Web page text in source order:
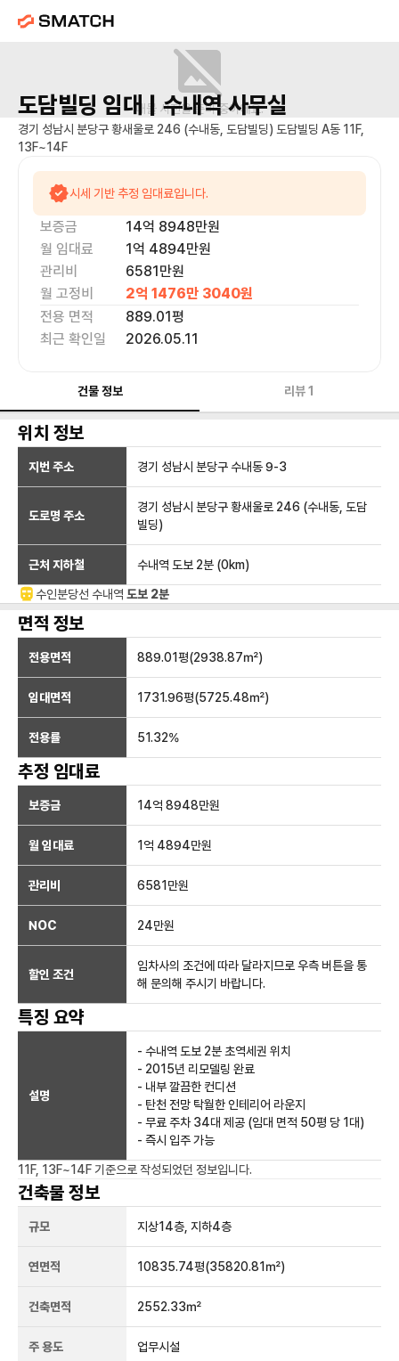
매물 사진을 준비 중이에요.
도담빌딩 임대 | 수내역사무실
경기 성남시 분당구 황새울로 246 (수내동, 도담빌딩) 도담빌딩 A동 11F,
13F~14F
시세 기반 추정 임대료입니다.
보증금 14억 8948만원
월 임대료
1억 4894만원
관리비
6581만원
월 고정비
2억 1476만 3040원
전용 면적
889.01평
최근 확인일
2026.05.11
건물 정보 리뷰1
위치 정보
지번 주소 경기 성남시 분당구 수내동 9-3
도로명 주소
경기 성남시 분당구 황새울로 246 (수내동, 도담
빌딩)
근처 지하철 수내역 도보 2분 (0km)
수인분당선 수내역 도보 2분
면적 정보
전용면적 889.01평(2938.87㎡)
임대면적 1731.96평(5725.48㎡)
전용률 51.32%
추정 임대료
보증금 14억 8948만원
월 임대료 1억 4894만원
관리비 6581만원
NOC 24만원
할인 조건
임차사의 조건에 따라 달라지므로 우측 버튼을 통
해 문의해 주시기 바랍니다.
특징 요약
설명
- 수내역 도보 2분 초역세권 위치
- 2015년 리모델링 완료
- 내부 깔끔한 컨디션
- 탄천 전망 탁월한 인테리어 라운지
- 무료 주차 34대 제공 (임대 면적 50평 당 1대)
- 즉시 입주 가능
11F, 13F~14F 기준으로 작성되었던 정보입니다.
건축물 정보
규모 지상14층, 지하4층
연면적 10835.74평(35820.81㎡)
건축면적 2552.33㎡
주 용도 업무시설